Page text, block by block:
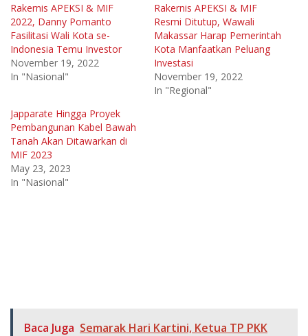
Rakernis APEKSI & MIF
2022, Danny Pomanto
Fasilitasi Wali Kota se-
Indonesia Temu Investor
November 19, 2022
In "Nasional"
Rakernis APEKSI & MIF
Resmi Ditutup, Wawali
Makassar Harap Pemerintah
Kota Manfaatkan Peluang
Investasi
November 19, 2022
In "Regional"
Japparate Hingga Proyek
Pembangunan Kabel Bawah
Tanah Akan Ditawarkan di
MIF 2023
May 23, 2023
In "Nasional"
Baca Juga Semarak Hari Kartini, Ketua TP PKK